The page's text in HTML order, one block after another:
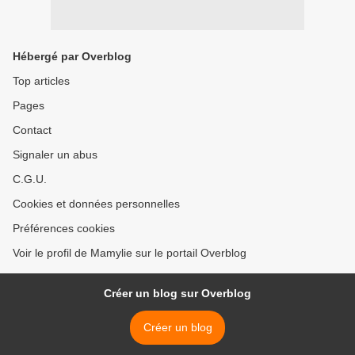
Hébergé par Overblog
Top articles
Pages
Contact
Signaler un abus
C.G.U.
Cookies et données personnelles
Préférences cookies
Voir le profil de Mamylie sur le portail Overblog
Créer un blog sur Overblog
Créer un blog